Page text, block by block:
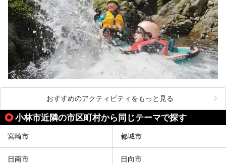
おすすめのアクティビティをもっと見る
小林市近隣の市区町村から同じテーマで探す
宮崎市 都城市
日南市 日向市